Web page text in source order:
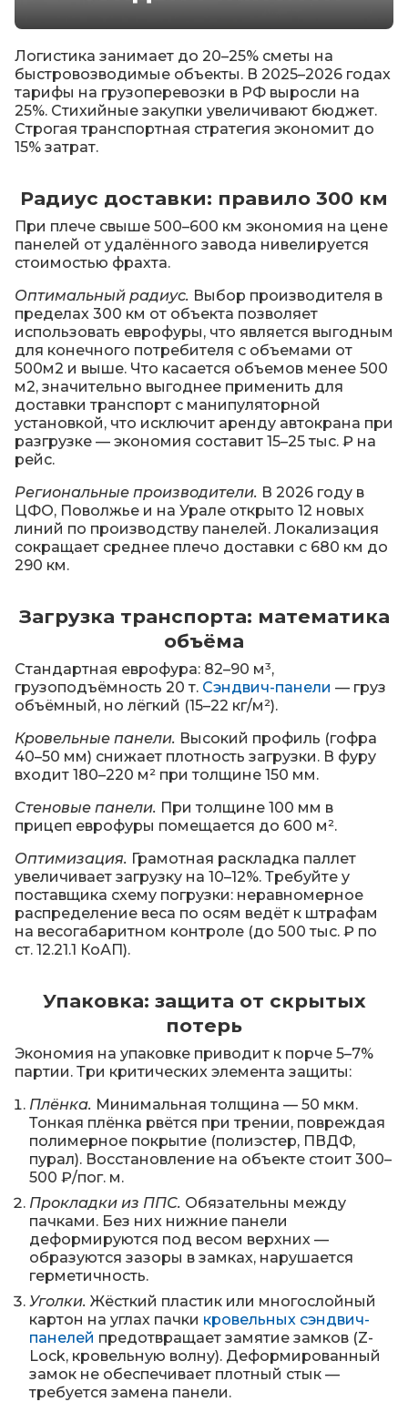
а
с
Д
о
с
т
к
а
К
н
т
а
к
т
ы
П
о
д
б
о
р
м
а
т
и
о
в
Логистика занимает до 20–25% сметы на
быстровозводимые объекты. В 2025–2026 годах
тарифы на грузоперевозки в РФ выросли на
25%. Стихийные закупки увеличивают бюджет.
Строгая транспортная стратегия экономит до
15% затрат.
Радиус доставки: правило 300 км
При плече свыше 500–600 км экономия на цене
панелей от удалённого завода нивелируется
стоимостью фрахта.
Оптимальный радиус. Выбор производителя в
пределах 300 км от объекта позволяет
использовать еврофуры, что является выгодным
для конечного потребителя с объемами от
500м2 и выше. Что касается объемов менее 500
м2, значительно выгоднее применить для
доставки транспорт с манипуляторной
установкой, что исключит аренду автокрана при
разгрузке — экономия составит 15–25 тыс. ₽ на
рейс.
Региональные производители. В 2026 году в
ЦФО, Поволжье и на Урале открыто 12 новых
линий по производству панелей. Локализация
сокращает среднее плечо доставки с 680 км до
290 км.
Загрузка транспорта: математика
объёма
Стандартная еврофура: 82–90 м³,
грузоподъёмность 20 т. Сэндвич-панели — груз
объёмный, но лёгкий (15–22 кг/м²).
Кровельные панели. Высокий профиль (гофра
40–50 мм) снижает плотность загрузки. В фуру
входит 180–220 м² при толщине 150 мм.
Стеновые панели. При толщине 100 мм в
прицеп еврофуры помещается до 600 м².
Оптимизация. Грамотная раскладка паллет
увеличивает загрузку на 10–12%. Требуйте у
поставщика схему погрузки: неравномерное
распределение веса по осям ведёт к штрафам
на весогабаритном контроле (до 500 тыс. ₽ по
ст. 12.21.1 КоАП).
Упаковка: защита от скрытых
потерь
Экономия на упаковке приводит к порче 5–7%
партии. Три критических элемента защиты:
Плёнка. Минимальная толщина — 50 мкм.
Тонкая плёнка рвётся при трении, повреждая
полимерное покрытие (полиэстер, ПВДФ,
пурал). Восстановление на объекте стоит 300–
500 ₽/пог. м.
Прокладки из ППС. Обязательны между
пачками. Без них нижние панели
деформируются под весом верхних —
образуются зазоры в замках, нарушается
герметичность.
Уголки. Жёсткий пластик или многослойный
картон на углах пачки кровельных сэндвич-
панелей предотвращает замятие замков (Z-
Lock, кровельную волну). Деформированный
замок не обеспечивает плотный стык —
требуется замена панели.